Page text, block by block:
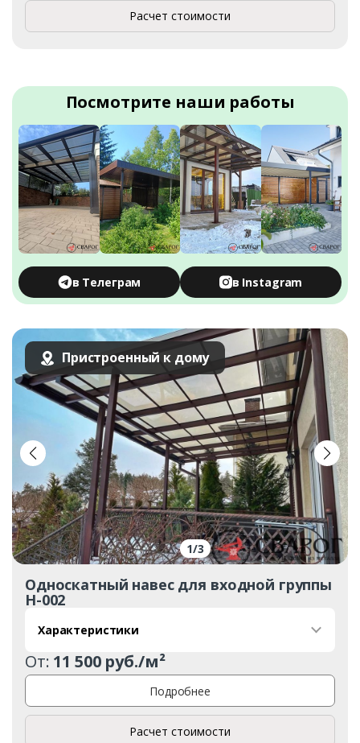
Посмотрите наши работы
в Телеграм в Instagram
Расчет стоимости
Пристроенный к дому
1/3
Односкатный навес для входной группы
Н-002
Характеристики
От: 11 500 руб./м²
Подробнее
Расчет стоимости